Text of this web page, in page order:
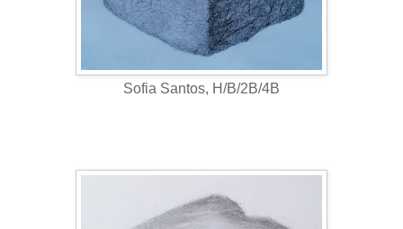
Sofia Santos, H/B/2B/4B